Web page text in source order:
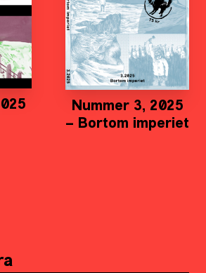
Nummer 3, 2025
– Bortom imperiet